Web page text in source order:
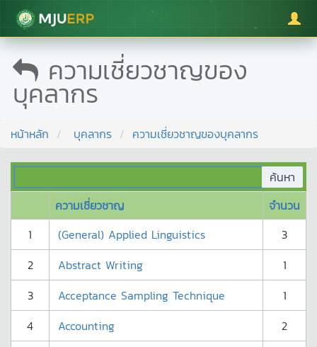
มหาวิทยาลัยแม่โจ้
ความเชี่ยวชาญของ
บุคลากร
หน้าหลัก บุคลากร ความเชี่ยวชาญของบุคลากร
ความเชี่ยวชาญ
จำนวน
1
(General) Applied Linguistics
3
2
Abstract Writing
1
3
Acceptance Sampling Technique
1
4
Accounting 2